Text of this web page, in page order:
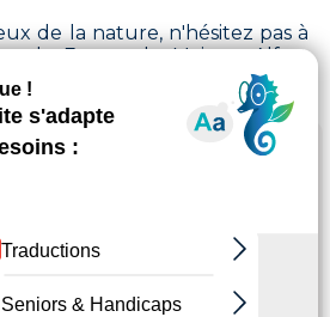
de la nature, n'hésitez pas à
la Ferme de Maisons-Alfort
!
et dimanche de 14h à 18h.
du mois de 14h à 18h.